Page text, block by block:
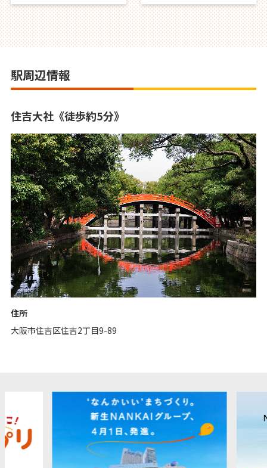
駅周辺情報
住吉大社《徒歩約5分》
住所
大阪市住吉区住吉2丁目9-89